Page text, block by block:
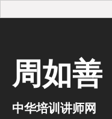
周如善
中华培训讲师网